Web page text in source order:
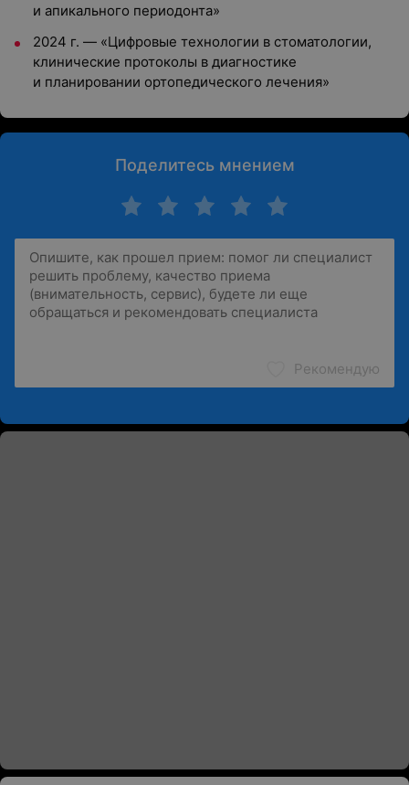
и апикального периодонта»
2024 г. — «Цифровые технологии в стоматологии,
клинические протоколы в диагностике
и планировании ортопедического лечения»
Поделитесь мнением
Рекомендую